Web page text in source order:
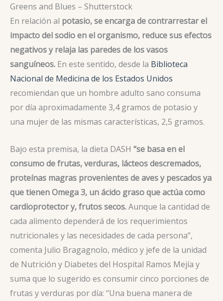
Greens and Blues – Shutterstock
En relación al potasio, se encarga de contrarrestar el
impacto del sodio en el organismo, reduce sus efectos
negativos y relaja las paredes de los vasos
sanguíneos. En este sentido, desde la Biblioteca
Nacional de Medicina de los Estados Unidos
recomiendan que un hombre adulto sano consuma
por día aproximadamente 3,4 gramos de potasio y
una mujer de las mismas características, 2,5 gramos.
Bajo esta premisa, la dieta DASH “se basa en el
consumo de frutas, verduras, lácteos descremados,
proteínas magras provenientes de aves y pescados ya
que tienen Omega 3, un ácido graso que actúa como
cardioprotector y, frutos secos.Aunque la cantidad de
cada alimento dependerá de los requerimientos
nutricionales y las necesidades de cada persona”,
comenta Julio Bragagnolo, médico y jefe de la unidad
de Nutrición y Diabetes del Hospital Ramos Mejía y
suma que lo sugerido es consumir cinco porciones de
frutas y verduras por día: “Una buena manera de